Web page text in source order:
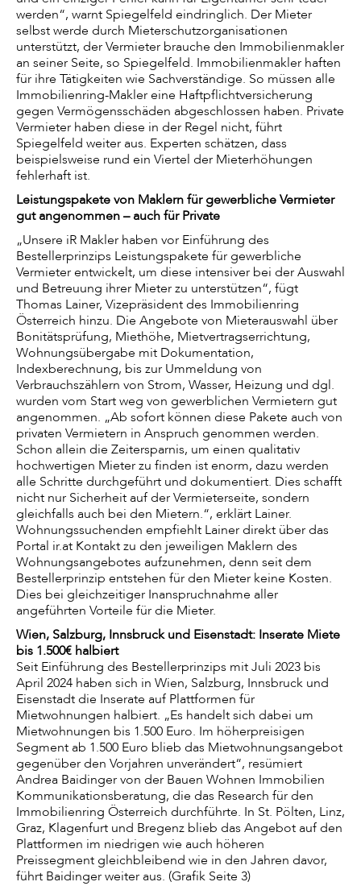
werden“, warnt Spiegelfeld eindringlich. Der Mieter
selbst werde durch Mieterschutzorganisationen
unterstützt, der Vermieter brauche den Immobilienmakler
an seiner Seite, so Spiegelfeld. Immobilienmakler haften
für ihre Tätigkeiten wie Sachverständige. So müssen alle
Immobilienring-Makler eine Haftpflichtversicherung
gegen Vermögensschäden abgeschlossen haben. Private
Vermieter haben diese in der Regel nicht, führt
Spiegelfeld weiter aus. Experten schätzen, dass
beispielsweise rund ein Viertel der Mieterhöhungen
fehlerhaft ist.
Leistungspakete von Maklern für gewerbliche Vermieter
gut angenommen – auch für Private
„Unsere iR Makler haben vor Einführung des
Bestellerprinzips Leistungspakete für gewerbliche
Vermieter entwickelt, um diese intensiver bei der Auswahl
und Betreuung ihrer Mieter zu unterstützen“, fügt
Thomas Lainer, Vizepräsident des Immobilienring
Österreich hinzu. Die Angebote von Mieterauswahl über
Bonitätsprüfung, Miethöhe, Mietvertragserrichtung,
Wohnungsübergabe mit Dokumentation,
Indexberechnung, bis zur Ummeldung von
Verbrauchszählern von Strom, Wasser, Heizung und dgl.
wurden vom Start weg von gewerblichen Vermietern gut
angenommen. „Ab sofort können diese Pakete auch von
privaten Vermietern in Anspruch genommen werden.
Schon allein die Zeitersparnis, um einen qualitativ
hochwertigen Mieter zu finden ist enorm, dazu werden
alle Schritte durchgeführt und dokumentiert. Dies schafft
nicht nur Sicherheit auf der Vermieterseite, sondern
gleichfalls auch bei den Mietern.“, erklärt Lainer.
Wohnungssuchenden empfiehlt Lainer direkt über das
Portal ir.at Kontakt zu den jeweiligen Maklern des
Wohnungsangebotes aufzunehmen, denn seit dem
Bestellerprinzip entstehen für den Mieter keine Kosten.
Dies bei gleichzeitiger Inanspruchnahme aller
angeführten Vorteile für die Mieter.
Wien, Salzburg, Innsbruck und Eisenstadt: Inserate Miete
bis 1.500€ halbiert
Seit Einführung des Bestellerprinzips mit Juli 2023 bis
April 2024 haben sich in Wien, Salzburg, Innsbruck und
Eisenstadt die Inserate auf Plattformen für
Mietwohnungen halbiert. „Es handelt sich dabei um
Mietwohnungen bis 1.500 Euro. Im höherpreisigen
Segment ab 1.500 Euro blieb das Mietwohnungsangebot
gegenüber den Vorjahren unverändert“, resümiert
Andrea Baidinger von der Bauen Wohnen Immobilien
Kommunikationsberatung, die das Research für den
Immobilienring Österreich durchführte. In St. Pölten, Linz,
Graz, Klagenfurt und Bregenz blieb das Angebot auf den
Plattformen im niedrigen wie auch höheren
Preissegment gleichbleibend wie in den Jahren davor,
führt Baidinger weiter aus. (Grafik Seite 3)